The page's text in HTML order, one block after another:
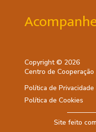
Copyright © 2026
Centro de Cooperação
Política de Privacidade
Política de Cookies
Site feito